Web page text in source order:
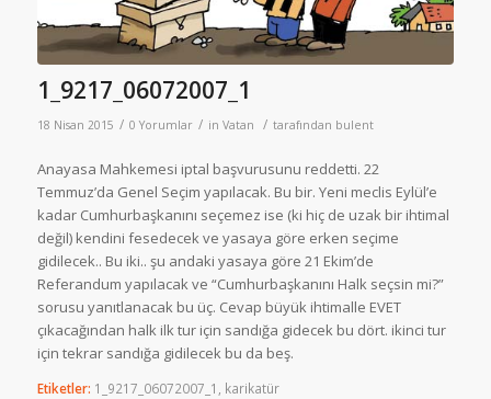
1_9217_06072007_1
18 Nisan 2015 / 0 Yorumlar / in Vatan / tarafından bulent
Anayasa Mahkemesi iptal başvurusunu reddetti. 22
Temmuz’da Genel Seçim yapılacak. Bu bir. Yeni meclis Eylül’e
kadar Cumhurbaşkanını seçemez ise (ki hiç de uzak bir ihtimal
değil) kendini fesedecek ve yasaya göre erken seçime
gidilecek.. Bu iki.. şu andaki yasaya göre 21 Ekim’de
Referandum yapılacak ve “Cumhurbaşkanını Halk seçsin mi?”
sorusu yanıtlanacak bu üç. Cevap büyük ihtimalle EVET
çıkacağından halk ilk tur için sandığa gidecek bu dört. ikinci tur
için tekrar sandığa gidilecek bu da beş.
Etiketler: 1_9217_06072007_1 karikatür